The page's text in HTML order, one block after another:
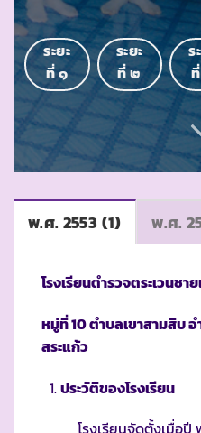
ระยะ
ที่ ๑
ระยะ
ที่ ๒
ร
พ.ศ. 2553 (1) พ.ศ.
โรงเรียนตำรวจตระเวนช
หมู่ที่10ตำบลเขาสามสิบ
สระแก้ว
ประวัติของโรงเรียน